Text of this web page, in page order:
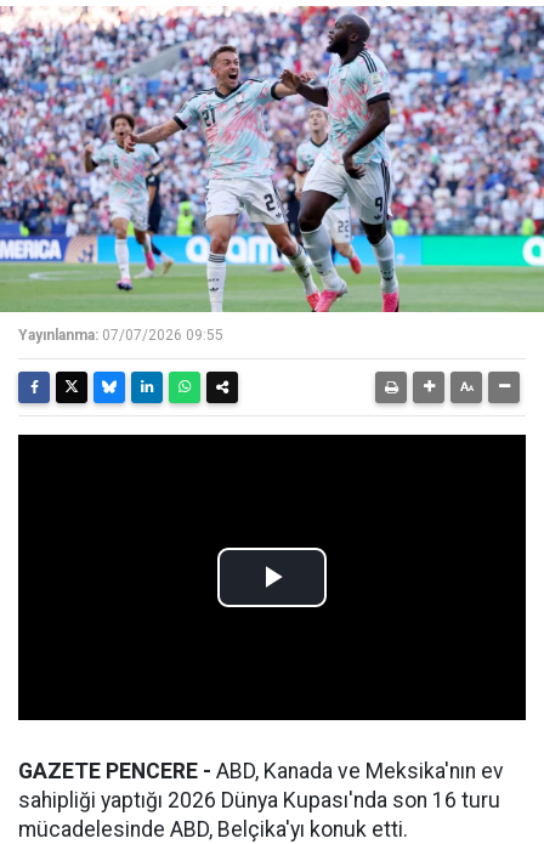
Yayınlanma: 07/07/2026 09:55
GAZETE PENCERE - ABD, Kanada ve Meksika'nın ev
sahipliği yaptığı 2026 Dünya Kupası'nda son 16 turu
mücadelesinde ABD, Belçika'yı konuk etti.